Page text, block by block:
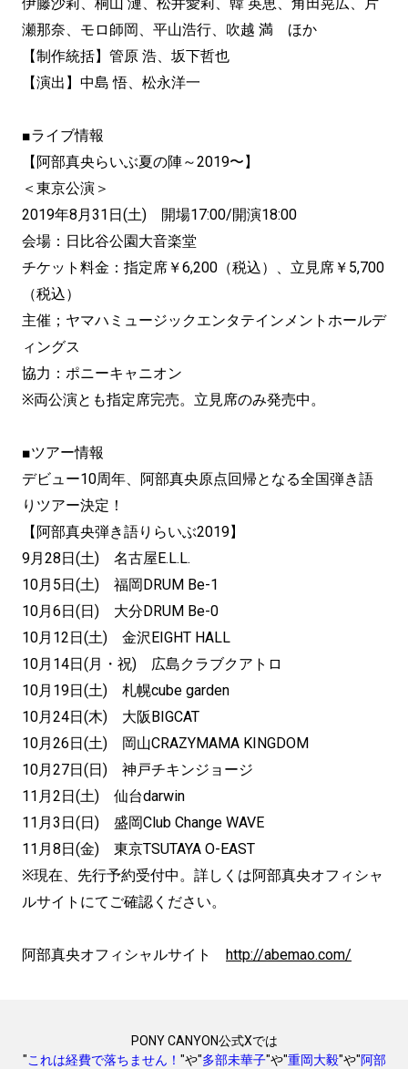
瀬那奈、モロ師岡、平山浩行、吹越 満 ほか
【制作統括】管原 浩、坂下哲也
【演出】中島 悟、松永洋一
■ライブ情報
【阿部真央らいぶ夏の陣～2019〜】
＜東京公演＞
2019年8月31日(土) 開場17:00/開演18:00
会場：日比谷公園大音楽堂
チケット料金：指定席￥6,200（税込）、立見席￥5,700
（税込）
主催；ヤマハミュージックエンタテインメントホールデ
ィングス
協力：ポニーキャニオン
※両公演とも指定席完売。立見席のみ発売中。
■ツアー情報
デビュー10周年、阿部真央原点回帰となる全国弾き語
りツアー決定！
【阿部真央弾き語りらいぶ2019】
9月28日(土) 名古屋E.L.L.
10月5日(土) 福岡DRUM Be-1
10月6日(日) 大分DRUM Be-0
10月12日(土) 金沢EIGHT HALL
10月14日(月・祝) 広島クラブクアトロ
10月19日(土) 札幌cube garden
10月24日(木) 大阪BIGCAT
10月26日(土) 岡山CRAZYMAMA KINGDOM
10月27日(日) 神戸チキンジョージ
11月2日(土) 仙台darwin
11月3日(日) 盛岡Club Change WAVE
11月8日(金) 東京TSUTAYA O-EAST
※現在、先行予約受付中。詳しくは阿部真央オフィシャ
ルサイトにてご確認ください。
阿部真央オフィシャルサイト http://abemao.com/
PONY CANYON公式Xでは
"これは経費で落ちません！ "や"多部未華子"や"重岡大毅"や"阿部